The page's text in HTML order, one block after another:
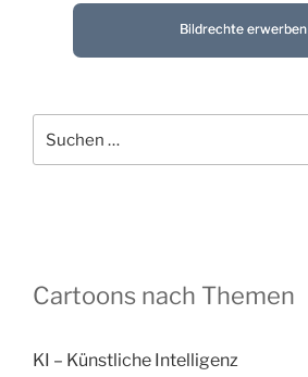
Bildrechte erwerben
nach:
Cartoons nach Themen
KI – Künstliche Intelligenz